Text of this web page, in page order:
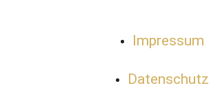
Impressum
Datenschutz